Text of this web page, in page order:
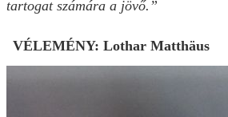
tartogat számára a jövő.”
VÉLEMÉNY: Lothar Matthäus